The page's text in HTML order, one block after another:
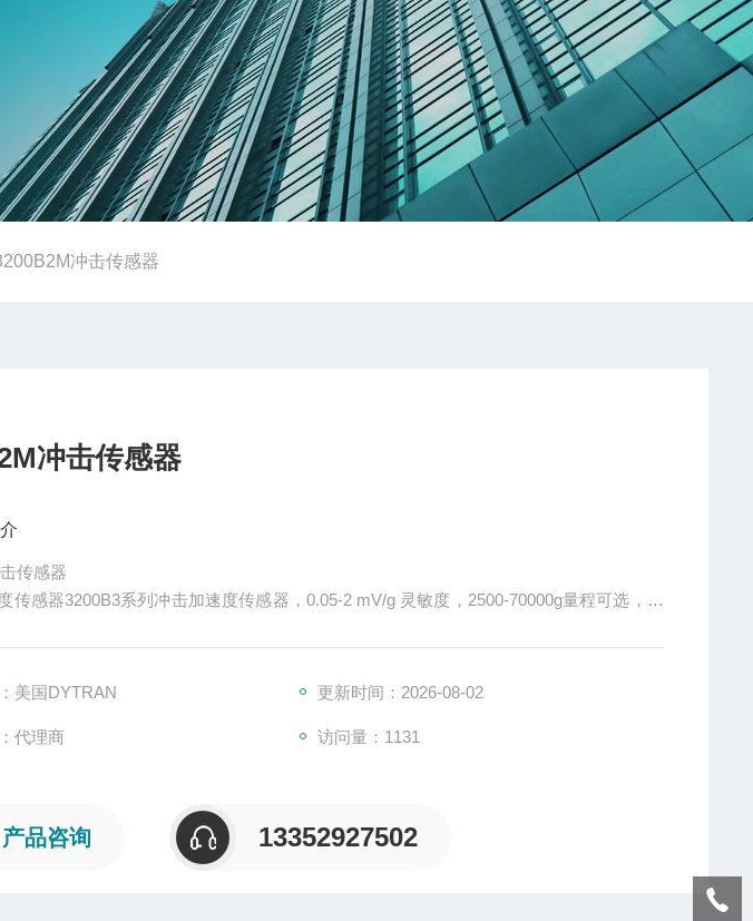
冲击传感器
冲击传感器
传感器
传感器3200B3系列冲击加速度传感器，0.05-2 mV/g 灵敏度，2500-70000g量程可选，轴
传感器
美国DYTRAN 更新时间：2026-08-02
代理商 访问量：1131
产品咨询 13352927502